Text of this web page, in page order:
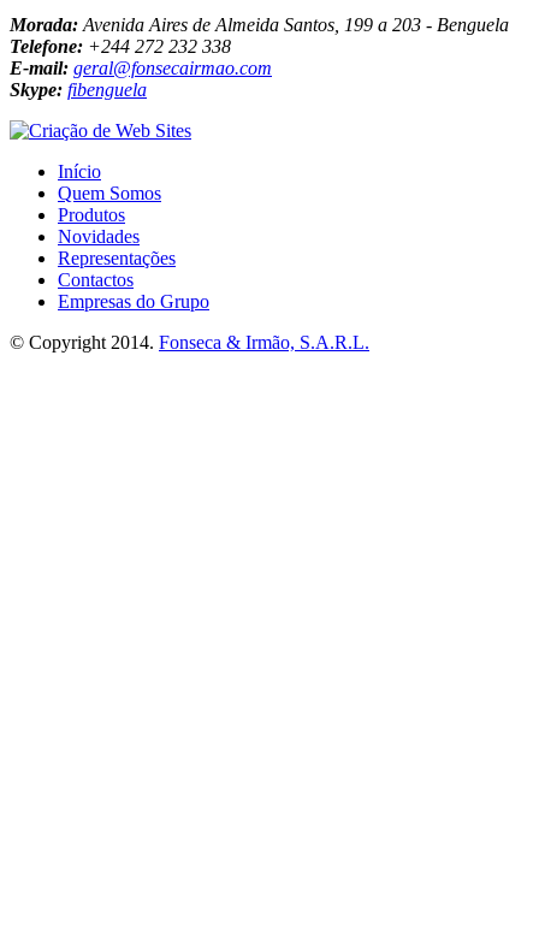
Morada: Avenida Aires de Almeida Santos, 199 a 203 - Benguela
Telefone: +244 272 232 338
E-mail: geral@fonsecairmao.com
Skype: fibenguela
Início
Quem Somos
Produtos
Novidades
Representações
Contactos
Empresas do Grupo
© Copyright 2014. Fonseca & Irmão, S.A.R.L.